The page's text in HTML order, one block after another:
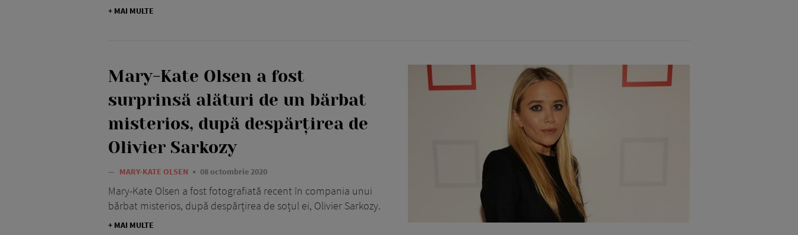
+ MAI MULTE
Mary-Kate Olsen a fost
surprinsă alături de un bărbat
misterios, după despărțirea de
Olivier Sarkozy
— MARY-KATE OLSEN 08 octombrie 2020
Mary-Kate Olsen a fost fotografiată recent în compania unui
bărbat misterios, după despărțirea de soțul ei, Olivier Sarkozy.
+ MAI MULTE